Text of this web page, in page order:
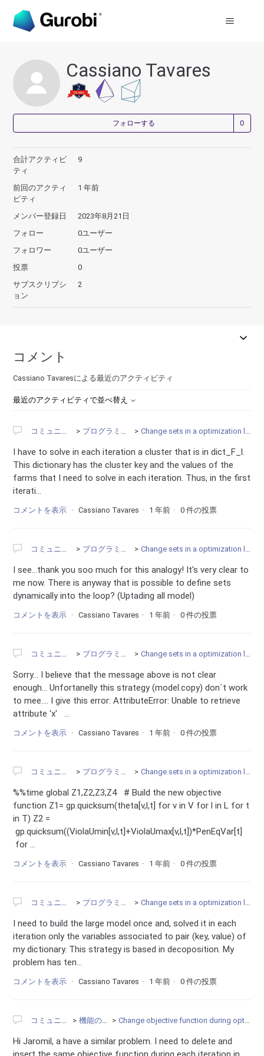
Cassiano Tavares
フォローする
合計アクティビ
ティ
9
前回のアクティ
ビティ
1 年前
メンバー登録日
2023年8月21日
フォロー
0ユーザー
フォロワー
0ユーザー
投票
0
サブスクリプシ
ョン
2
コメント
Cassiano Tavaresによる最近のアクティビティ
最近のアクティビティで並べ替え
コミュニティ プログラミング Change sets in a optimization loop
I have to solve in each iteration a cluster that is in dict_F_l.
This dictionary has the cluster key and the values ​​of the
farms that I need to solve in each iteration. Thus, in the first
iterati...
コメントを表示 Cassiano Tavares 1 年前 0 件の投票
コミュニティ プログラミング Change sets in a optimization loop
I see...thank you soo much for this analogy! It's very clear to
me now. There is anyway that is possible to define sets
dynamically into the loop? (Uptading all model)
コメントを表示 Cassiano Tavares 1 年前 0 件の投票
コミュニティ プログラミング Change sets in a optimization loop
Sorry... I believe that the message above is not clear
enough... Unfortanelly this strategy (model.copy) don´t work
to mee.... I give this error: AttributeError: Unable to retrieve
attribute 'x' ...
コメントを表示 Cassiano Tavares 1 年前 0 件の投票
コミュニティ プログラミング Change sets in a optimization loop
%%time global Z1,Z2,Z3,Z4 # Build the new objective
function Z1= gp.quicksum(theta[v,l,t] for v in V for l in L for t
in T) Z2 =
gp.quicksum((ViolaUmin[v,l,t]+ViolaUmax[v,l,t])*PenEqVar[t]
for ...
コメントを表示 Cassiano Tavares 1 年前 0 件の投票
コミュニティ プログラミング Change sets in a optimization loop
I need to build the large model once and, solved it in each
iteration only the variables associated to pair (key, value) of
my dictionary. This strategy is based in decoposition. My
problem has ten...
コメントを表示 Cassiano Tavares 1 年前 0 件の投票
コミュニティ 機能の要望 Change objective function during optimization
Hi Jaromil, a have a similar problem. I need to delete and